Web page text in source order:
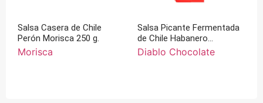
Salsa Casera de Chile
Perón Morisca 250 g.
Morisca
Salsa Picante Fermentada
de Chile Habanero
Chocolate 60 ml
Diablo Chocolate